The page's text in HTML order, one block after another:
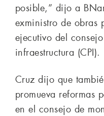
posible,” dijo a
exministro de obras
ejecutivo del
infraestructura (CPI).
Cruz dijo que
promueva reformas
en el consejo de